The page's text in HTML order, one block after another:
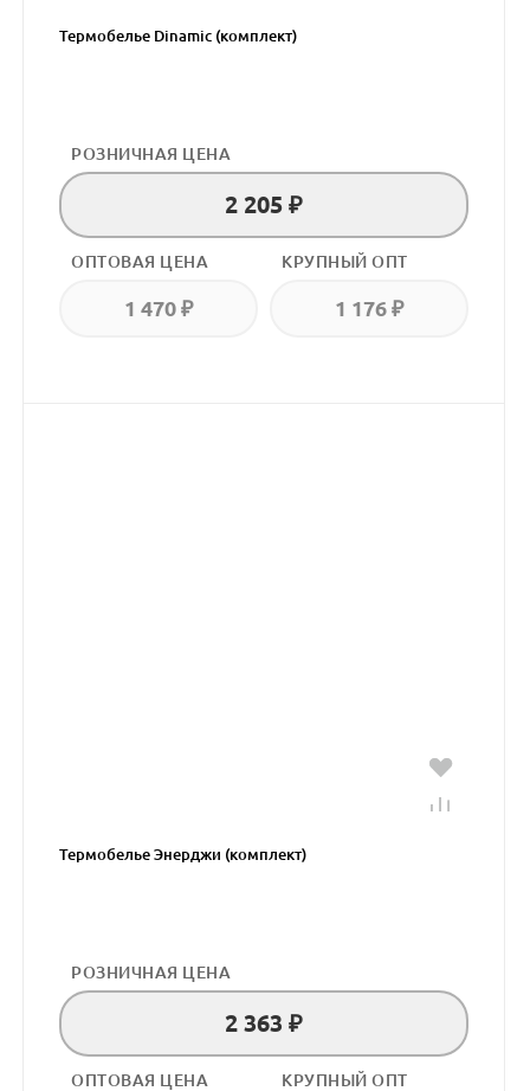
Термобелье Dinamic (комплект)
РОЗНИЧНАЯ ЦЕНА
2 205 ₽
ОПТОВАЯ ЦЕНА
1 470 ₽
КРУПНЫЙ ОПТ
1 176 ₽
Термобелье Энерджи (комплект)
РОЗНИЧНАЯ ЦЕНА
2 363 ₽
ОПТОВАЯ ЦЕНА КРУПНЫЙ ОПТ